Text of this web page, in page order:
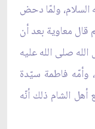
السلام، ولمّا دحض
قال معاوية بعد أن
صلى الله عليه
فاطمة سيّدة
أهل الشام ذلك أنّه